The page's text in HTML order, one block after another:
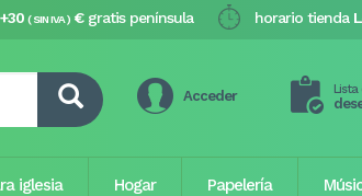
horario tienda
+30 ( SIN IVA ) €gratis península
Acceder Lista
iglesia Hogar Papelería